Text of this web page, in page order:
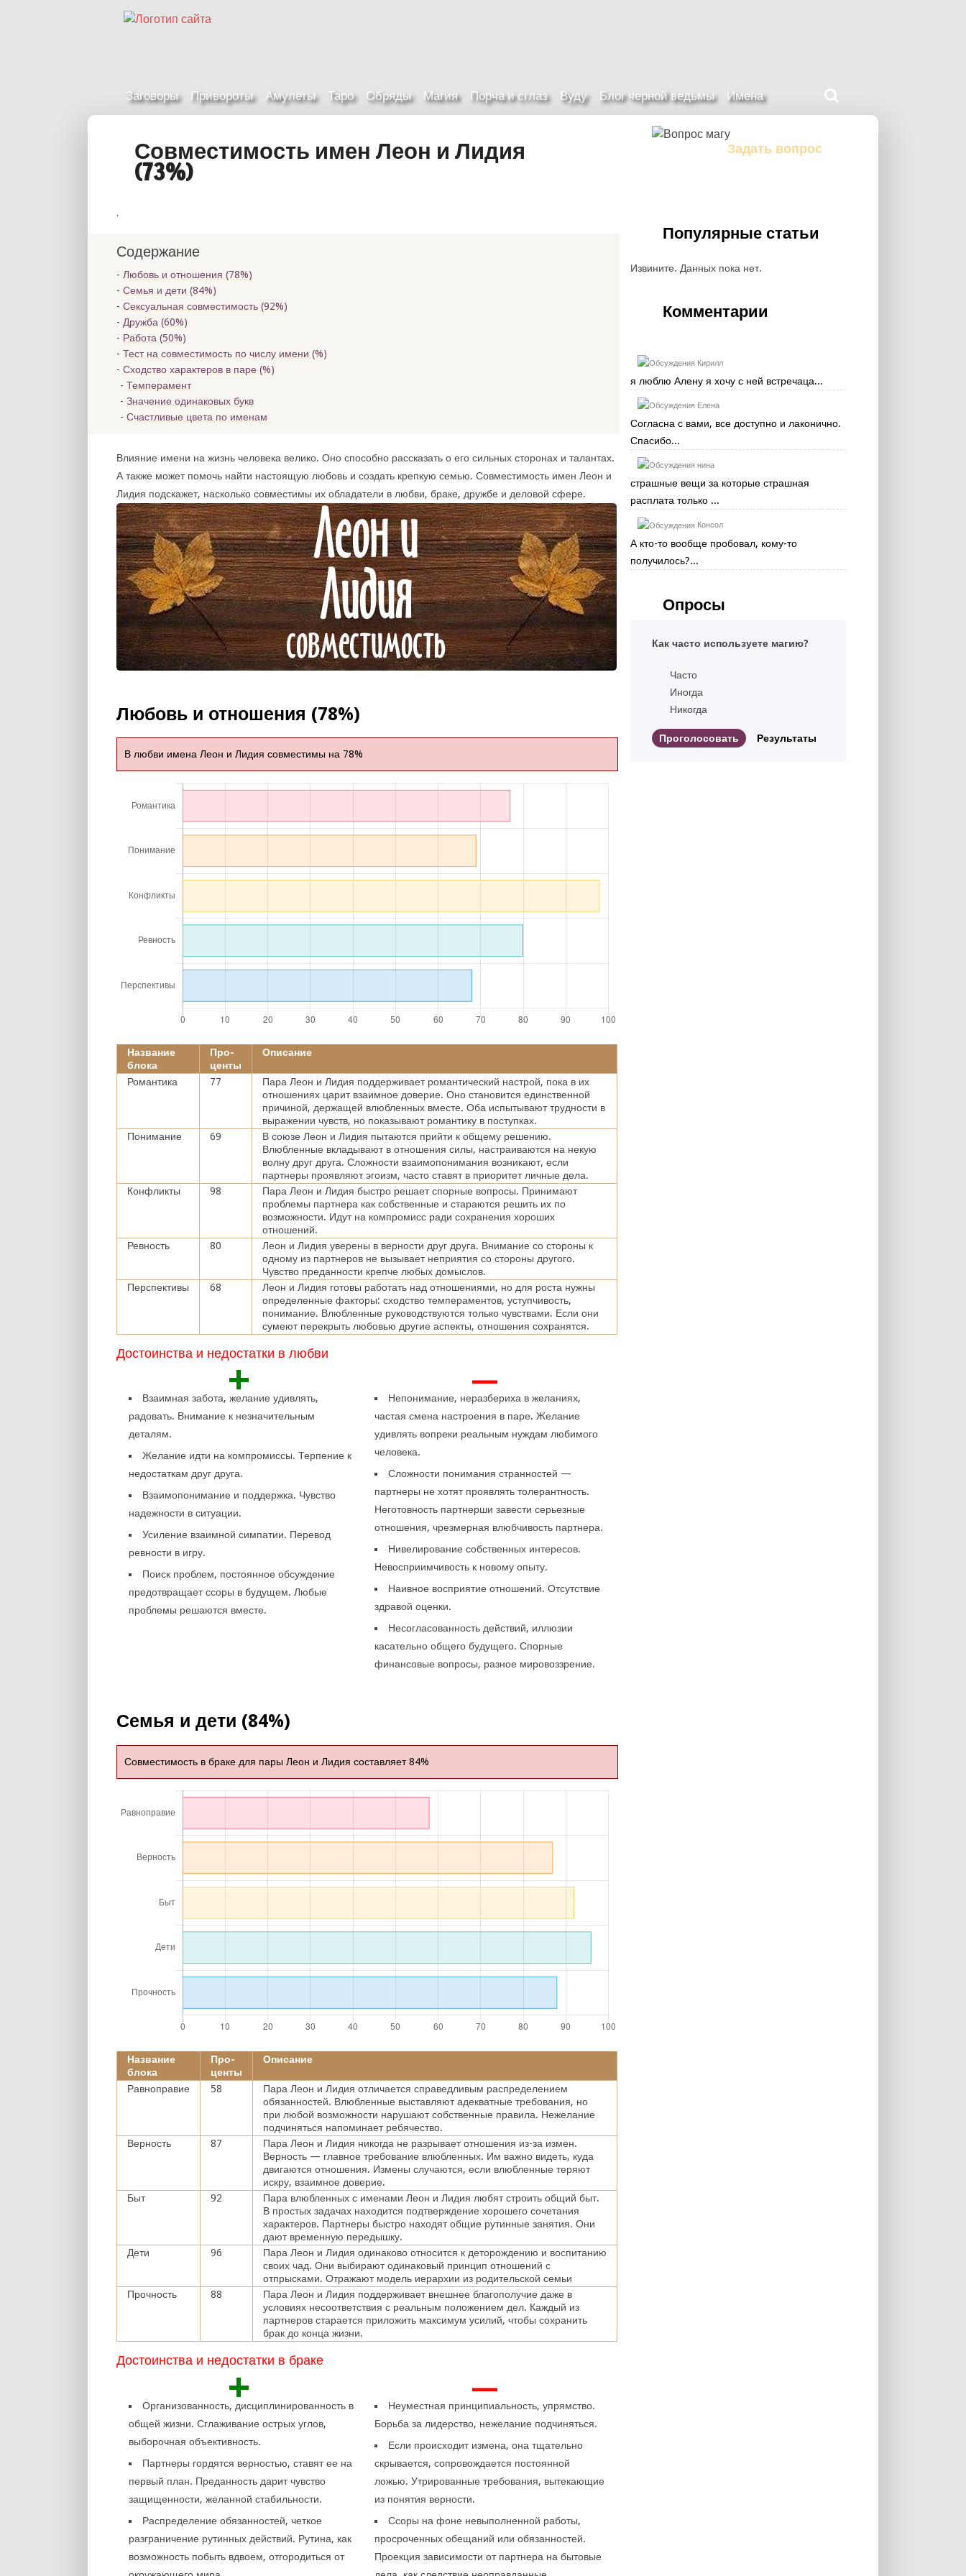
Заговоры Привороты Амулеты Таро Обряды Магия Порча и сглаз Вуду Блог черной ведьмы Имена
сайте
Совместимость имен Леон и Лидия
(73%)
.
Содержание
Любовь и отношения (78%)
Семья и дети (84%)
Сексуальная совместимость (92%)
Дружба (60%)
Работа (50%)
Тест на совместимость по числу имени (%)
Сходство характеров в паре (%)
Темперамент
Значение одинаковых букв
Счастливые цвета по именам
Влияние имени на жизнь человека велико. Оно способно рассказать о его сильных сторонах и талантах.
А также может помочь найти настоящую любовь и создать крепкую семью. Совместимость имен Леон и
Лидия подскажет, насколько совместимы их обладатели в любви, браке, дружбе и деловой сфере.
Любовь и отношения (78%)
В любви имена Леон и Лидия совместимы на 78%
Название
блока
Про-
центы
Описание
Романтика 77
Пара Леон и Лидия поддерживает романтический настрой, пока в их
отношениях царит взаимное доверие. Оно становится единственной
причиной, держащей влюбленных вместе. Оба испытывают трудности в
выражении чувств, но показывают романтику в поступках.
Понимание
69
В союзе Леон и Лидия пытаются прийти к общему решению.
Влюбленные вкладывают в отношения силы, настраиваются на некую
волну друг друга. Сложности взаимопонимания возникают, если
партнеры проявляют эгоизм, часто ставят в приоритет личные дела.
Конфликты
98
Пара Леон и Лидия быстро решает спорные вопросы. Принимают
проблемы партнера как собственные и стараются решить их по
возможности. Идут на компромисс ради сохранения хороших
отношений.
Ревность
80
Леон и Лидия уверены в верности друг друга. Внимание со стороны к
одному из партнеров не вызывает неприятия со стороны другого.
Чувство преданности крепче любых домыслов.
Перспективы
68
Леон и Лидия готовы работать над отношениями, но для роста нужны
определенные факторы: сходство темпераментов, уступчивость,
понимание. Влюбленные руководствуются только чувствами. Если они
сумеют перекрыть любовью другие аспекты, отношения сохранятся.
Достоинства и недостатки в любви
+
Взаимная забота, желание удивлять,
радовать. Внимание к незначительным
деталям.
Желание идти на компромиссы. Терпение к
недостаткам друг друга.
Взаимопонимание и поддержка. Чувство
надежности в ситуации.
Усиление взаимной симпатии. Перевод
ревности в игру.
Поиск проблем, постоянное обсуждение
предотвращает ссоры в будущем. Любые
проблемы решаются вместе.
—
Непонимание, неразбериха в желаниях,
частая смена настроения в паре. Желание
удивлять вопреки реальным нуждам любимого
человека.
Сложности понимания странностей —
партнеры не хотят проявлять толерантность.
Неготовность партнерши завести серьезные
отношения, чрезмерная влюбчивость партнера.
Нивелирование собственных интересов.
Невосприимчивость к новому опыту.
Наивное восприятие отношений. Отсутствие
здравой оценки.
Несогласованность действий, иллюзии
касательно общего будущего. Спорные
финансовые вопросы, разное мировоззрение.
Семья и дети (84%)
Совместимость в браке для пары Леон и Лидия составляет 84%
Название
блока
Про-
центы
Описание
Равноправие 58
Пара Леон и Лидия отличается справедливым распределением
обязанностей. Влюбленные выставляют адекватные требования, но
при любой возможности нарушают собственные правила. Нежелание
подчиняться напоминает ребячество.
Верность
87
Пара Леон и Лидия никогда не разрывает отношения из-за измен.
Верность — главное требование влюбленных. Им важно видеть, куда
двигаются отношения. Измены случаются, если влюбленные теряют
искру, взаимное доверие.
Быт
92
Пара влюбленных с именами Леон и Лидия любят строить общий быт.
В простых задачах находится подтверждение хорошего сочетания
характеров. Партнеры быстро находят общие рутинные занятия. Они
дают временную передышку.
Дети
96
Пара Леон и Лидия одинаково относится к деторождению и воспитанию
своих чад. Они выбирают одинаковый принцип отношений с
отпрысками. Отражают модель иерархии из родительской семьи
Прочность
88
Пара Леон и Лидия поддерживает внешнее благополучие даже в
условиях несоответствия с реальным положением дел. Каждый из
партнеров старается приложить максимум усилий, чтобы сохранить
брак до конца жизни.
Достоинства и недостатки в браке
+
Организованность, дисциплинированность в
общей жизни. Сглаживание острых углов,
выборочная объективность.
Партнеры гордятся верностью, ставят ее на
первый план. Преданность дарит чувство
защищенности, желанной стабильности.
Распределение обязанностей, четкое
разграничение рутинных действий. Рутина, как
возможность побыть вдвоем, отгородиться от
—
Неуместная принципиальность, упрямство.
Борьба за лидерство, нежелание подчиняться.
Если происходит измена, она тщательно
скрывается, сопровождается постоянной
ложью. Утрированные требования, вытекающие
из понятия верности.
Ссоры на фоне невыполненной работы,
просроченных обещаний или обязанностей.
Проекция зависимости от партнера на бытовые
Задать вопрос
Популярные статьи
Извините. Данных пока нет.
Комментарии
Кирилл
я люблю Алену я хочу с ней встречаца...
Елена
Согласна с вами, все доступно и лаконично.
Спасибо...
нина
страшные вещи за которые страшная
расплата только ...
Консол
А кто-то вообще пробовал, кому-то
получилось?...
Опросы
Как часто используете магию?
Часто
Иногда
Никогда
Результаты